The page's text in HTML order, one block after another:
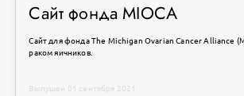
Сайт фонда MIOCA
Сайт для фонда The Michigan Ovarian Cancer Alliance
раком яичников.
Выпущен 01 сентября 2021